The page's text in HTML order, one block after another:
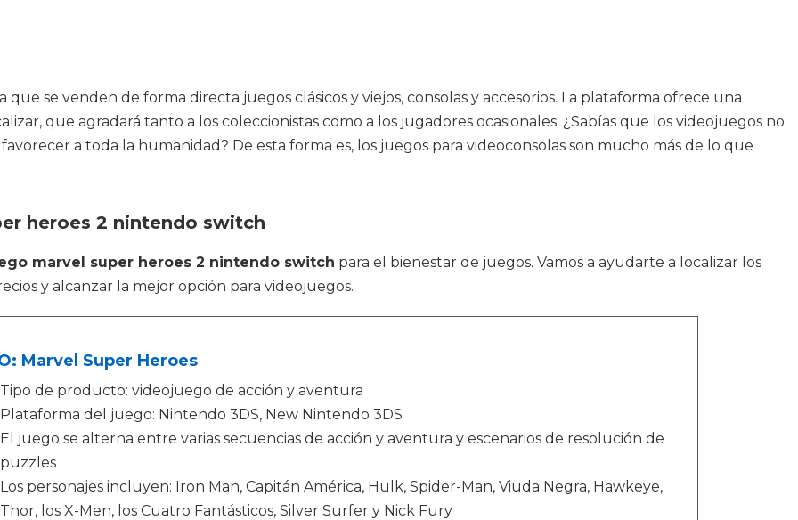
se venden de forma directa juegos clásicos y viejos, consolas y accesorios. La plataforma ofrece una
que agradará tanto a los coleccionistas como a los jugadores ocasionales. ¿Sabías que los videojuegos no
a toda la humanidad? De esta forma es, los juegos para videoconsolas son mucho más de lo que
heroes 2 nintendo switch
marvel super heroes 2 nintendo switch para el bienestar de juegos. Vamos a ayudarte a localizar los
y alcanzar la mejor opción para videojuegos.
Marvel Super Heroes
Tipo de producto: videojuego de acción y aventura
Plataforma del juego: Nintendo 3DS, New Nintendo 3DS
El juego se alterna entre varias secuencias de acción y aventura y escenarios de resolución de
puzzles
Los personajes incluyen: Iron Man, Capitán América, Hulk, Spider-Man, Viuda Negra, Hawkeye,
Thor, los X-Men, los Cuatro Fantásticos, Silver Surfer y Nick Fury